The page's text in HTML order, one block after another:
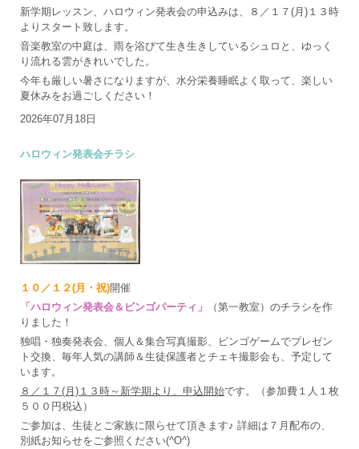
新学期レッスン、ハロウィン発表会の申込みは、８／１７(月)１３時
よりスタート致します。
音楽教室の中庭は、雨を浴びて生き生きしているシュロと、ゆっく
り流れる雲がきれいでした。
今年も厳しい暑さになりますが、水分栄養睡眠よく取って、楽しい
夏休みをお過ごしください！
2026年07月18日
ハロウィン発表会チラシ
１０／１２(月・祝)開催
「ハロウィン発表会＆ビンゴパーティ」
（第一教室）のチラシを作
りました！
独唱・独奏発表会、個人＆集合写真撮影、ビンゴゲームでプレゼン
ト交換、毎年人気の講師＆生徒保護者とチェキ撮影会も、予定して
います。
８／１７(月)１３時～新学期より、申込開始です。（参加費１人１枚
５００円税込）
ご参加は、生徒とご家族に限らせて頂きます♪ 詳細は７月配布の、
別紙お知らせをご参照ください(^O^)